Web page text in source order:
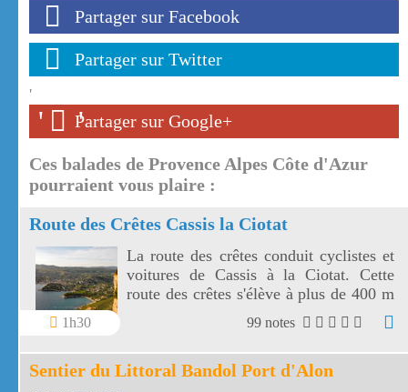
Partager sur Facebook
Partager sur Twitter
'
' '
Partager sur Google+
Ces balades de Provence Alpes Côte d'Azur
pourraient vous plaire :
Route des Crêtes Cassis la Ciotat
1h30
La route des crêtes conduit cyclistes et
voitures de Cassis à la Ciotat. Cette
route des crêtes s'élève à plus de 400 m
et surplombe la mer au travers plusieurs
99 notes
Sentier du Littoral Bandol Port d'Alon